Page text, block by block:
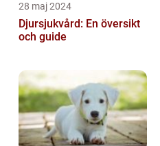
28 maj 2024
Djursjukvård: En översikt
och guide